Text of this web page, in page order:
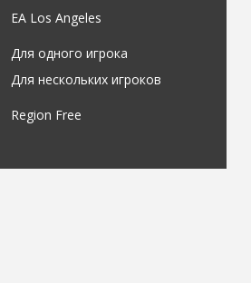
EA Los Angeles
Для одного игрока
Для нескольких игроков
Region Free